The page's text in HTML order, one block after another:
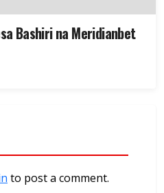
Bashiri na Meridianbet
to post a comment.